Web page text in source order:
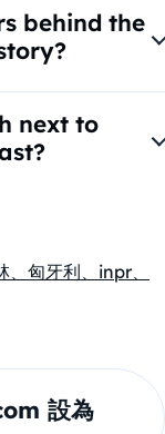
more
and policy
due to
a rally, shifts in
behind the
strongu003e,
a
next to
strongu003e,
broader risk
developments
匈牙利、inpr、
設為